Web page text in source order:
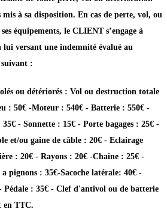
mis à sa disposition. En cas de perte, vol, ou
équipements, le CLIENT s’engage à
lui versant une indemnité évalué au
:
ou détériorés : Vol ou destruction totale
: 50€ -Moteur : 540€ - Batterie : 550€ -
- Sonnette : 15€ - Porte bagages : 25€ -
et/ou gaine de câble : 20€ - Eclairage
: 20€ - Rayons : 20€ -Chaine : 25€ -
pignons : 35€-Sacoche latérale: 40€ -
Pédale : 35€ - Clef d'antivol ou de batterie
en TTC.